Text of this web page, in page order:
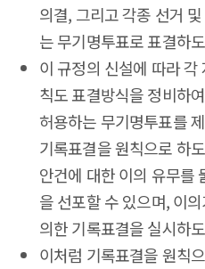
의결, 그리고 각종 선거
는 무기명투표로 표결하
이 규정의 신설에 따라
칙도 표결방식을 정비하
허용하는 무기명투표를
기록표결을 원칙으로 하
안건에 대한 이의 유무를
을 선포할 수 있으며, 이
의한 기록표결을 실시하
이처럼 기록표결을 원칙